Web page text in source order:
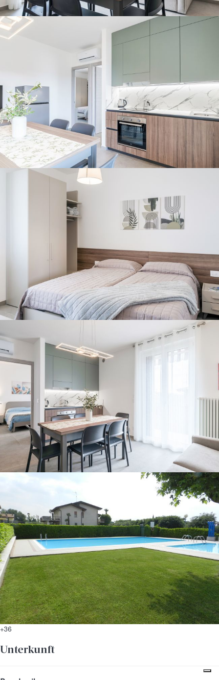
+36
Unterkunft